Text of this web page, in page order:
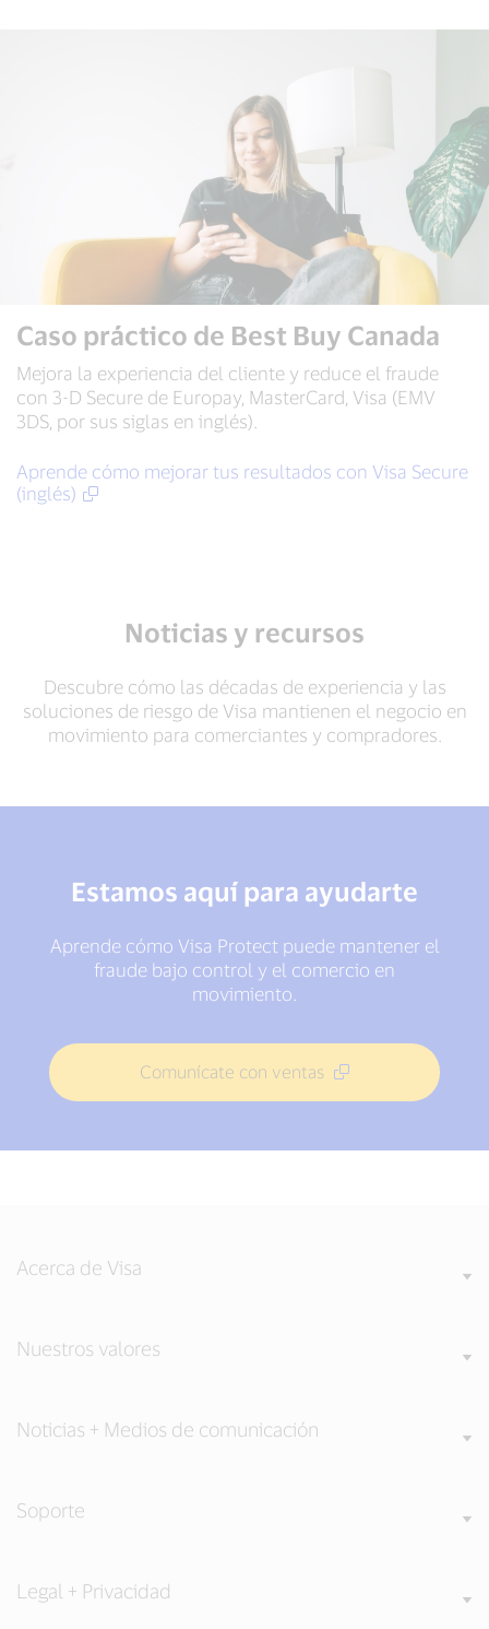
Caso práctico de Best Buy Canada
Mejora la experiencia del cliente y reduce el fraude
con 3-D Secure de Europay, MasterCard, Visa (EMV
3DS, por sus siglas en inglés).
Aprende cómo mejorar tus resultados con Visa Secure
(inglés)
Noticias y recursos
Descubre cómo las décadas de experiencia y las
soluciones de riesgo de Visa mantienen el negocio en
movimiento para comerciantes y compradores.
Estamos aquí para ayudarte
Aprende cómo Visa Protect puede mantener el
fraude bajo control y el comercio en
movimiento.
Comunícate con ventas
Acerca de Visa
Nuestros valores
Noticias + Medios de comunicación
Soporte
Legal + Privacidad